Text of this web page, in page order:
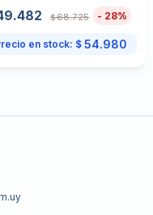
$68.725 28
en stock: $ 54.980